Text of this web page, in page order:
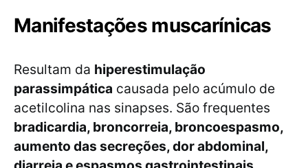
Manifestações muscarínicas
Resultam da hiperestimulação
parassimpática causada pelo acúmulo de
acetilcolina nas sinapses. São frequentes
bradicardia, broncorreia, broncoespasmo,
aumento das secreções, dor abdominal,